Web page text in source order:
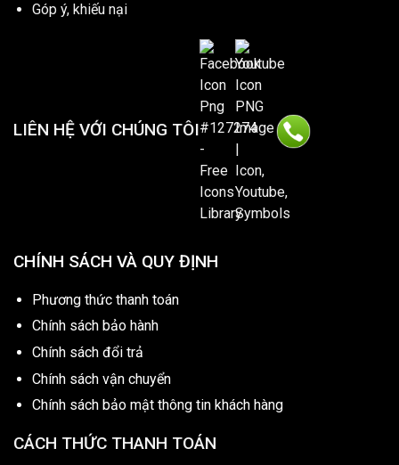
Góp ý, khiếu nại
LIÊN HỆ VỚI CHÚNG TÔI
CHÍNH SÁCH VÀ QUY ĐỊNH
Phương thức thanh toán
Chính sách bảo hành
Chính sách đổi trả
Chính sách vận chuyển
Chính sách bảo mật thông tin khách hàng
CÁCH THỨC THANH TOÁN